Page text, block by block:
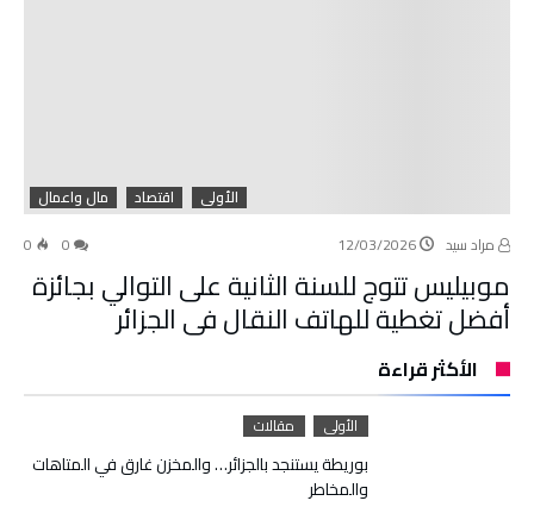
الأولى اقتصاد
مال واعمال
مراد سيد
12/03/2026
0
موبيليس تتوج للسنة الثانية على التوالي بجائزة
أفضل تغطية للهاتف النقال في الجزائر
الأكثر قراءة
الأولى مقالات
بوريطة يستنجد بالجزائر… والمخزن غارق في المتاهات
والمخاطر